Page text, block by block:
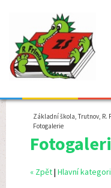
Základní škola, Trutnov, R.
Fotogalerie
« Zpět| Hlavní